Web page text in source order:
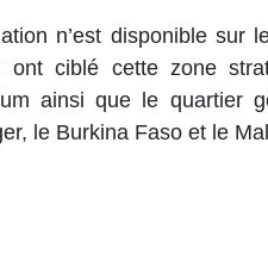
n’est disponible sur
ont ciblé cette zone
ainsi que le quartier
le Burkina Faso et le